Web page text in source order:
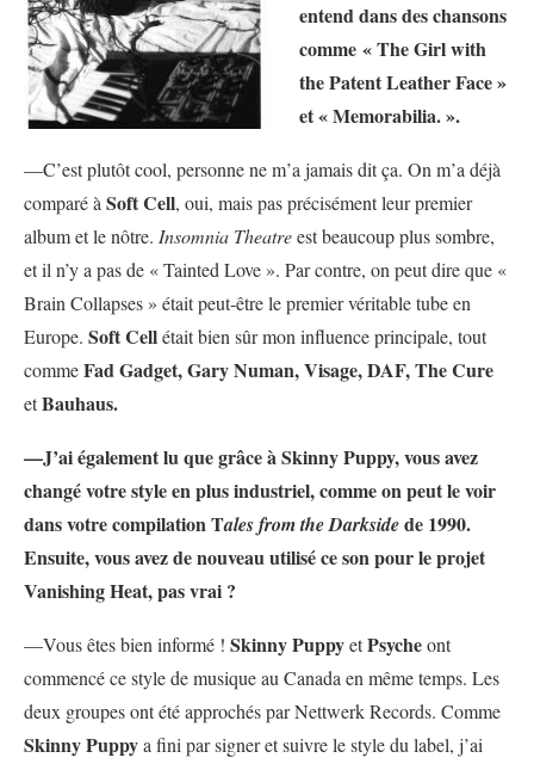
entend dans des chansons
comme « The Girl with
the Patent Leather Face »
et « Memorabilia. ».
—C’est plutôt cool, personne ne m’a jamais dit ça. On m’a déjà
comparé à Soft Cell, oui, mais pas précisément leur premier
album et le nôtre. Insomnia Theatreest beaucoup plus sombre,
et il n’y a pas de « Tainted Love ». Par contre, on peut dire que «
Brain Collapses » était peut-être le premier véritable tube en
Europe. Soft Cellétait bien sûr mon influence principale, tout
commeFad Gadget, Gary Numan, Visage, DAF, The Cure
etBauhaus.
—J’ai également lu que grâce à Skinny Puppy, vous avez
changé votre style en plus industriel, comme on peut le voir
dans votre compilation Tales from the Darksidede 1990.
Ensuite, vous avez de nouveau utilisé ce son pour le projet
Vanishing Heat, pas vrai ?
—Vous êtes bien informé ! Skinny PuppyetPsycheont
commencé ce style de musique au Canada en même temps. Les
deux groupes ont été approchés par Nettwerk Records. Comme
Skinny Puppya fini par signer et suivre le style du label, j’ai